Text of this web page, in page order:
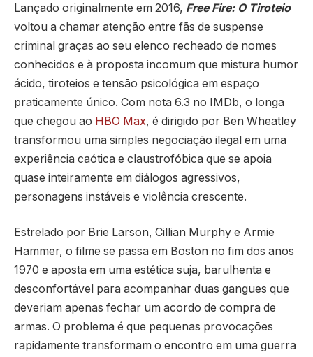
Lançado originalmente em 2016, Free Fire: O Tiroteio
voltou a chamar atenção entre fãs de suspense
criminal graças ao seu elenco recheado de nomes
conhecidos e à proposta incomum que mistura humor
ácido, tiroteios e tensão psicológica em espaço
praticamente único. Com nota 6.3 no IMDb, o longa
que chegou ao HBO Max, é dirigido por Ben Wheatley
transformou uma simples negociação ilegal em uma
experiência caótica e claustrofóbica que se apoia
quase inteiramente em diálogos agressivos,
personagens instáveis e violência crescente.
Estrelado por Brie Larson, Cillian Murphy e Armie
Hammer, o filme se passa em Boston no fim dos anos
1970 e aposta em uma estética suja, barulhenta e
desconfortável para acompanhar duas gangues que
deveriam apenas fechar um acordo de compra de
armas. O problema é que pequenas provocações
rapidamente transformam o encontro em uma guerra